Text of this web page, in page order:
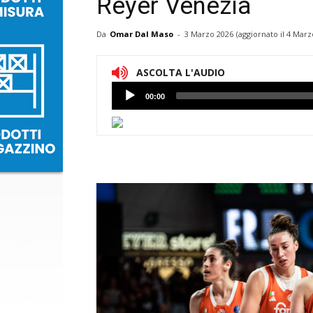
Reyer Venezia
Da Omar Dal Maso - 3 Marzo 2026 (aggiornato il 4
ASCOLTA L'AUDIO
Lettore
Audio
00:00